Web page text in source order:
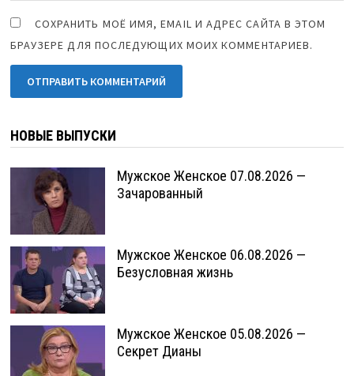
СОХРАНИТЬ МОЁ ИМЯ, EMAIL И АДРЕС САЙТА В ЭТОМ
БРАУЗЕРЕ ДЛЯ ПОСЛЕДУЮЩИХ МОИХ КОММЕНТАРИЕВ.
НОВЫЕ ВЫПУСКИ
Мужское Женское 07.08.2026 —
Зачарованный
Мужское Женское 06.08.2026 —
Безусловная жизнь
Мужское Женское 05.08.2026 —
Секрет Дианы